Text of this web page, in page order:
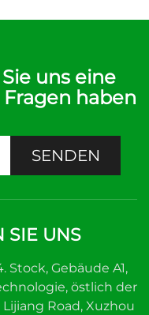
uns eine
haben
SENDEN
SIE UNS
Stock, Gebäude A1,
östlich der
Road, Xuzhou